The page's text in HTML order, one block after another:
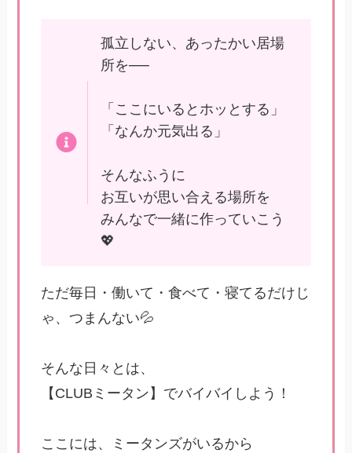
孤立しない、あったかい居場
所を──
「ここにいるとホッとする」
「なんか元気出る」
そんなふうに
お互いが思い合える場所を
みんなで一緒に作っていこう
💖
ただ毎日・働いて・食べて・寝てるだけじ
ゃ、つまんない💦
そんな日々とは、
【CLUBミータン】でバイバイしよう！
ここには、ミータンズがいるから